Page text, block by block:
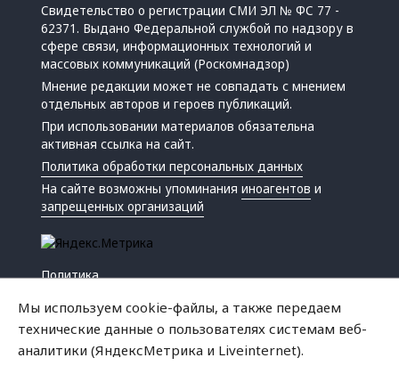
Свидетельство о регистрации СМИ ЭЛ № ФС 77 -
62371. Выдано Федеральной службой по надзору в
сфере связи, информационных технологий и
массовых коммуникаций (Роскомнадзор)
Мнение редакции может не совпадать с мнением
отдельных авторов и героев публикаций.
При использовании материалов обязательна
активная ссылка на сайт.
Политика обработки персональных данных
На сайте возможны упоминанияиноагентов и
запрещенных организаций
Политика
Мы используем cookie-файлы, а также передаем
технические данные о пользователях системам веб-
аналитики (ЯндексМетрика и Liveinternet).